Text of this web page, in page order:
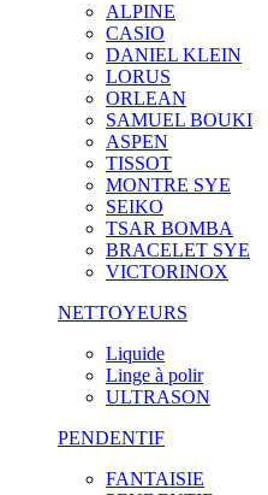
ALPINE
CASIO
DANIEL KLEIN
LORUS
ORLEAN
SAMUEL BOUKI
ASPEN
TISSOT
MONTRE SYE
SEIKO
TSAR BOMBA
BRACELET SYE
VICTORINOX
NETTOYEURS
Liquide
Linge à polir
ULTRASON
PENDENTIF
FANTAISIE